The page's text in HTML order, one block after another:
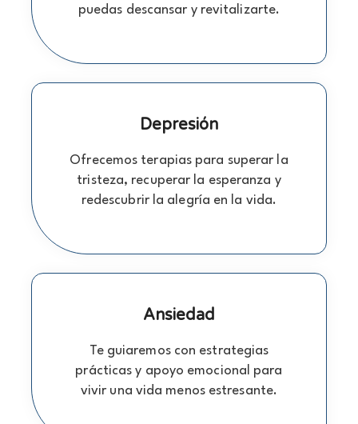
puedas descansar y revitalizarte.
Depresión
Ofrecemos terapias para superar la
tristeza, recuperar la esperanza y
redescubrir la alegría en la vida.
Ansiedad
Te guiaremos con estrategias
prácticas y apoyo emocional para
vivir una vida menos estresante.